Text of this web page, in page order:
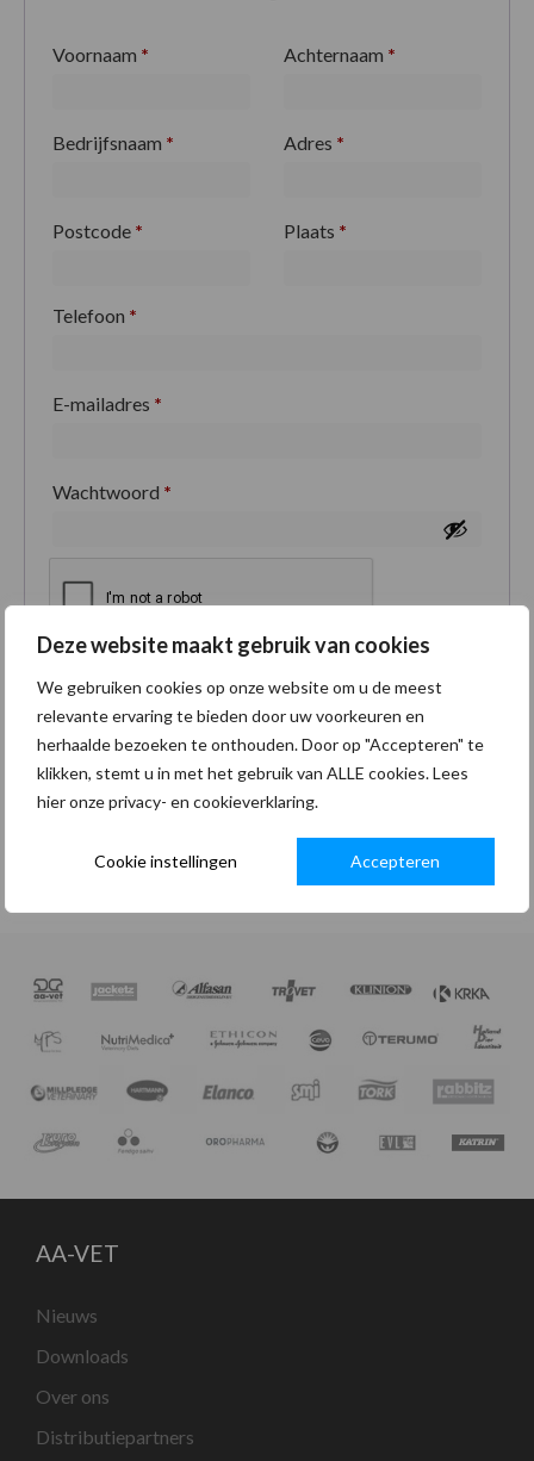
Deze website maakt gebruik van cookies
We gebruiken cookies op onze website om u de meest
relevante ervaring te bieden door uw voorkeuren en
herhaalde bezoeken te onthouden. Door op "Accepteren" te
klikken, stemt u in met het gebruik van ALLE cookies. Lees
hier onze privacy- en cookieverklaring.
Cookie instellingen Accepteren
Voornaam * Achternaam *
Bedrijfsnaam * Adres *
Postcode * Plaats *
Telefoon *
E-mailadres *
Wachtwoord *
Je persoonlijke gegevens worden gebruikt om je
ervaring op deze site te ondersteunen, om toegang
tot je account te beheren en voor andere doeleinden
zoals omschreven in onzeprivacybeleid.
AA-VET
Nieuws
Downloads
Over ons
Distributiepartners